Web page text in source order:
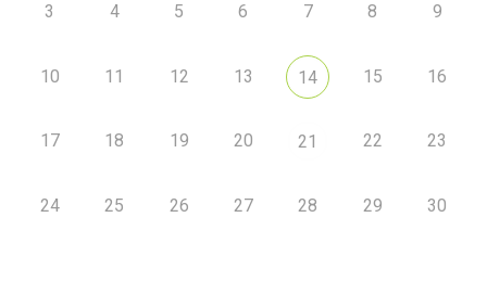
3 4 5 6 7 8 9
10 11 12 13 14 15 16
17 18 19 20 21 22 23
24 25 26 27 28 29 30